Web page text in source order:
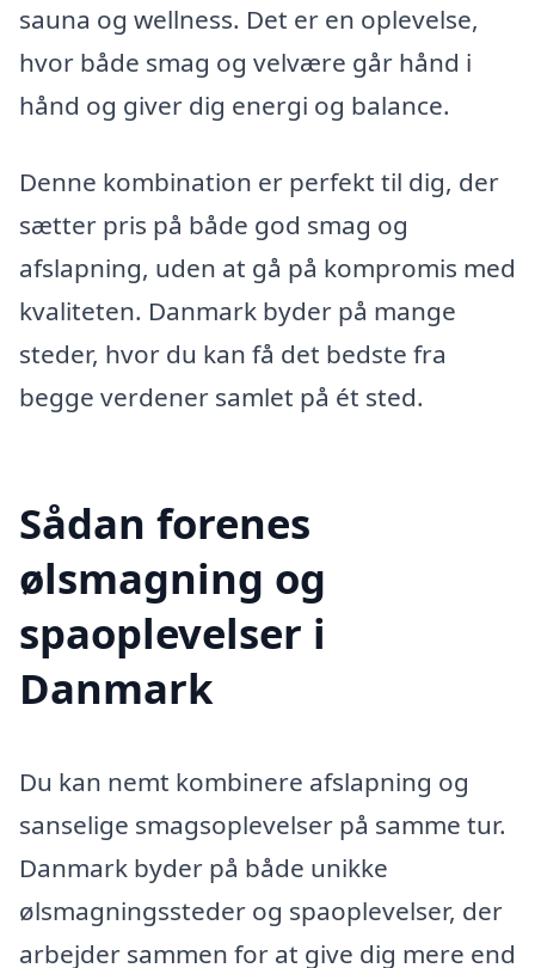
sauna og wellness. Det er en oplevelse,
hvor både smag og velvære går hånd i
hånd og giver dig energi og balance.
Denne kombination er perfekt til dig, der
sætter pris på både god smag og
afslapning, uden at gå på kompromis med
kvaliteten. Danmark byder på mange
steder, hvor du kan få det bedste fra
begge verdener samlet på ét sted.
Sådan forenes
ølsmagning og
spaoplevelser i
Danmark
Du kan nemt kombinere afslapning og
sanselige smagsoplevelser på samme tur.
Danmark byder på både unikke
ølsmagningssteder og spaoplevelser, der
arbejder sammen for at give dig mere end